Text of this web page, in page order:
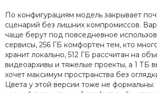
По конфигурациям модель закрывает
сценарий без лишних компромиссов.
чаще берут под повседневное
сервисы, 256 ГБ комфортен тем, кто
хранит локально, 512 ГБ рассчитан на
видеоархивы и тяжелые проекты, а 1 ТБ
хочет максимум пространства без
Цвета у этой версии тоже не